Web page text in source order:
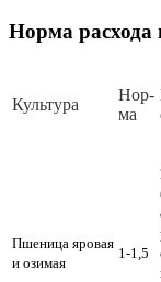
Норма расхода
Куль­ту­ра
Нор­
ма
Пшеница яровая
и озимая
1-1,5